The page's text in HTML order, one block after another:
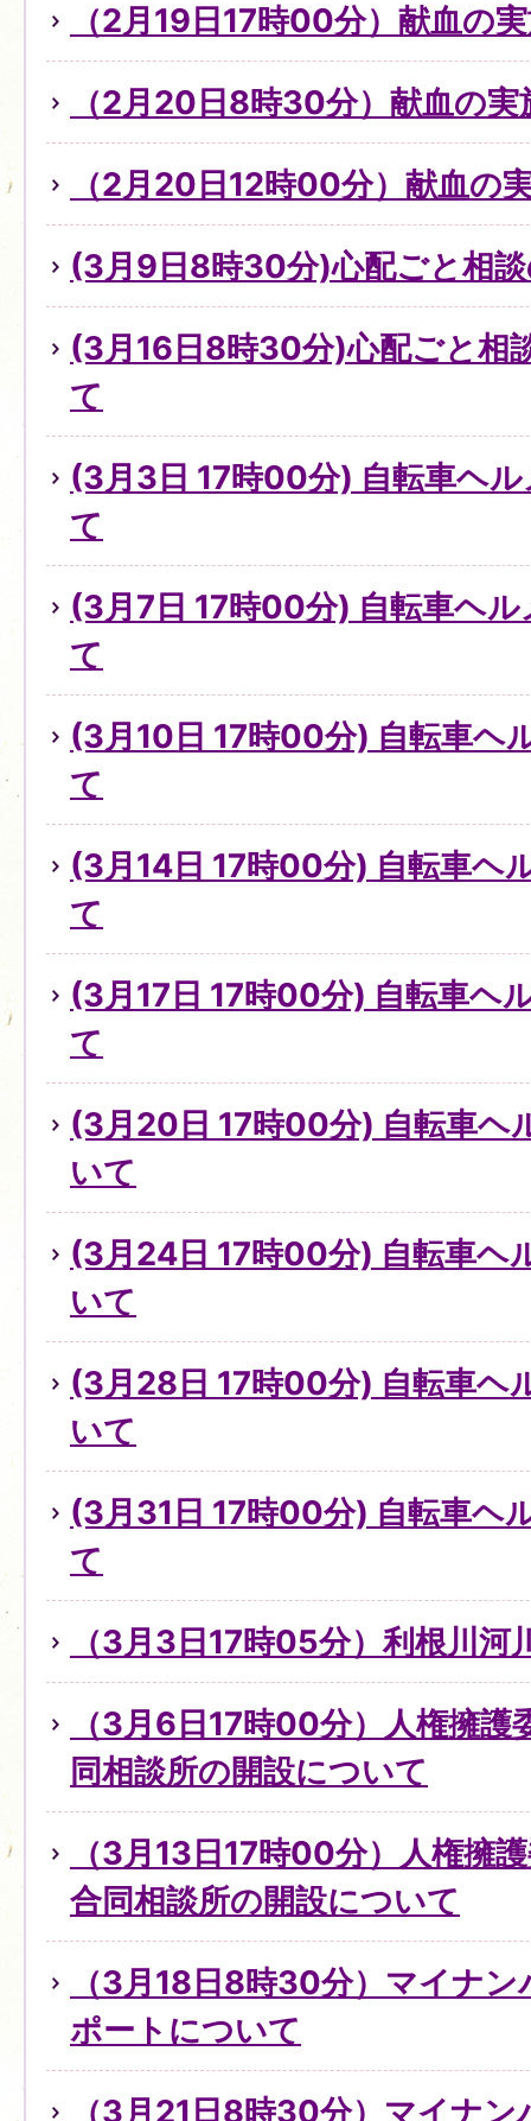
（2月19日17時00分）献血の
（2月20日8時30分）献血の
（2月20日12時00分）献血の
(3月9日8時30分)心配ごと相
(3月16日8時30分)心配ごと相
て
(3月3日 17時00分) 自転車ヘ
て
(3月7日 17時00分) 自転車ヘ
て
(3月10日 17時00分) 自転車ヘ
て
(3月14日 17時00分) 自転車ヘ
て
(3月17日 17時00分) 自転車ヘ
て
(3月20日 17時00分) 自転車ヘ
いて
(3月24日 17時00分) 自転車ヘ
いて
(3月28日 17時00分) 自転車ヘ
いて
(3月31日 17時00分) 自転車ヘ
て
（3月3日17時05分）利根川
（3月6日17時00分）人権擁護
同相談所の開設について
（3月13日17時00分）人権擁
合同相談所の開設について
（3月18日8時30分）マイナ
ポートについて
（3月21日8時30分）マイナ